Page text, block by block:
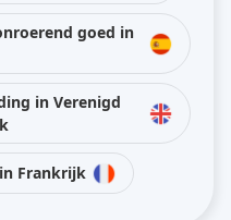
goed in
in Verenigd
Frankrijk